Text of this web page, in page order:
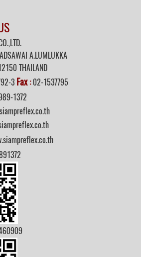
A.LUMLUKKA
THAILAND
3 Fax:02-1537795
1372